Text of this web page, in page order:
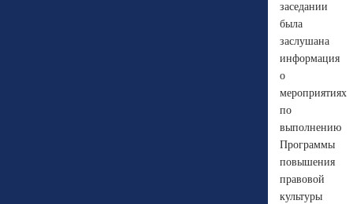
заседании
была
заслушана
информация
о
мероприятиях
по
выполнению
Программы
повышения
правовой
культуры